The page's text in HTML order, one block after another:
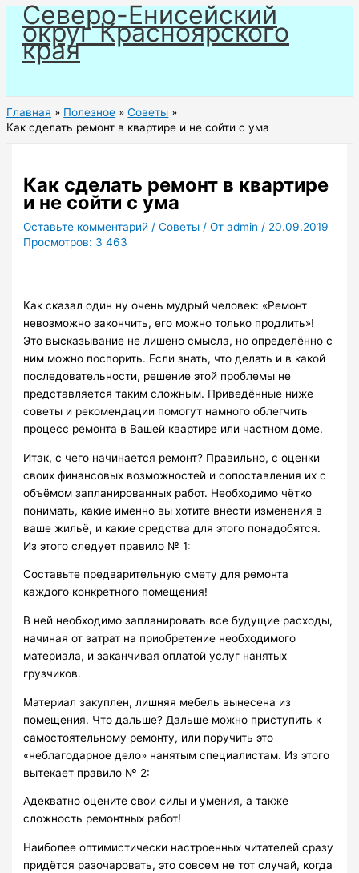
Перейти
содержимому
Северо-Енисейский
округ Красноярского
края
Главная Полезное
Советы
Как сделать ремонт в квартире и не сойти с ума
Как сделать ремонт в квартире
и не сойти с ума
Оставьте комментарий /Советы / Отadmin / 20.09.2019
Просмотров: 3 463
Как сказал один ну очень мудрый человек: «Ремонт
невозможно закончить, его можно только продлить»!
Это высказывание не лишено смысла, но определённо с
ним можно поспорить. Если знать, что делать и в какой
последовательности, решение этой проблемы не
представляется таким сложным. Приведённые ниже
советы и рекомендации помогут намного облегчить
процесс ремонта в Вашей квартире или частном доме.
Итак, с чего начинается ремонт? Правильно, с оценки
своих финансовых возможностей и сопоставления их с
объёмом запланированных работ. Необходимо чётко
понимать, какие именно вы хотите внести изменения в
ваше жильё, и какие средства для этого понадобятся.
Из этого следует правило № 1:
Составьте предварительную смету для ремонта
каждого конкретного помещения!
В ней необходимо запланировать все будущие расходы,
начиная от затрат на приобретение необходимого
материала, и заканчивая оплатой услуг нанятых
грузчиков.
Материал закуплен, лишняя мебель вынесена из
помещения. Что дальше? Дальше можно приступить к
самостоятельному ремонту, или поручить это
«неблагодарное дело» нанятым специалистам. Из этого
вытекает правило № 2:
Адекватно оцените свои силы и умения, а также
сложность ремонтных работ!
Наиболее оптимистически настроенных читателей сразу
придётся разочаровать, это совсем не тот случай, когда